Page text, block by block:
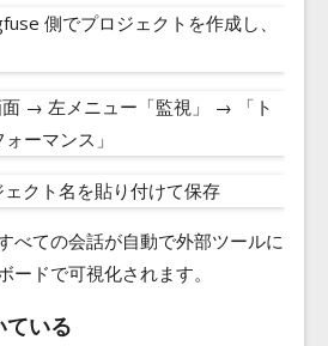
側でプロジェクトを作成し、
→ 左メニュー「監視」 → 「ト
ーマンス」
クト名を貼り付けて保存
べての会話が自動で外部ツールに
ードで可視化されます。
ている